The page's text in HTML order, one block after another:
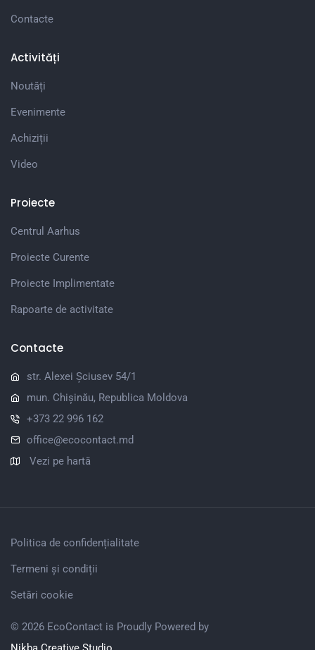
Contacte
Activități
Noutăți
Evenimente
Achiziții
Video
Proiecte
Centrul Aarhus
Proiecte Curente
Proiecte Implimentate
Rapoarte de activitate
Contacte
str. Alexei Șciusev 54/1
mun. Chișinău, Republica Moldova
+373 22 996 162
office@ecocontact.md
Vezi pe hartă
Politica de confidențialitate
Termeni și condiții
Setări cookie
© 2026 EcoContact is Proudly Powered by